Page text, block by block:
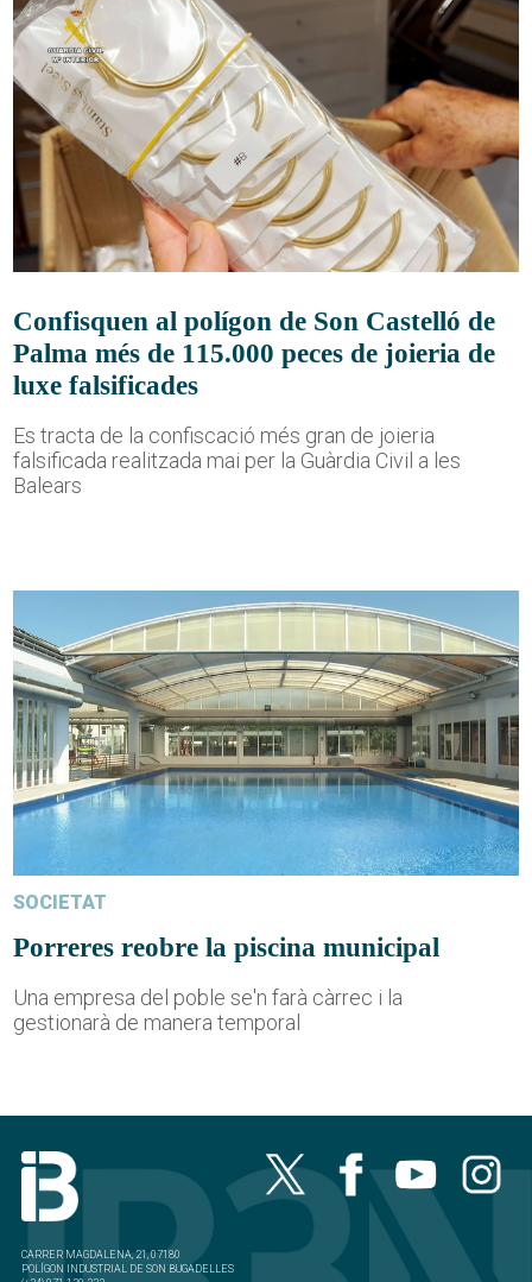
Confisquen al polígon de Son Castelló de
Palma més de 115.000 peces de joieria de
luxe falsificades
Es tracta de la confiscació més gran de joieria
falsificada realitzada mai per la Guàrdia Civil a les
Balears
SOCIETAT
Porreres reobre la piscina municipal
Una empresa del poble se'n farà càrrec i la
gestionarà de manera temporal
CARRER MAGDALENA, 21, 07180
POLÍGON INDUSTRIAL DE SON BUGADELLES